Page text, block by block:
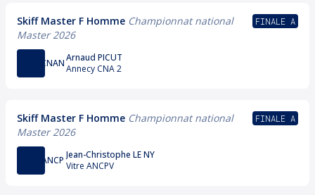
Skiff Master F Homme Championnat national
Master 2026
FINALE A
CNANAnnecy CNA 2
Arnaud PICUT
Skiff Master F Homme Championnat national
Master 2026
FINALE A
ANCP Vitre ANCPV
Jean-Christophe LE NY